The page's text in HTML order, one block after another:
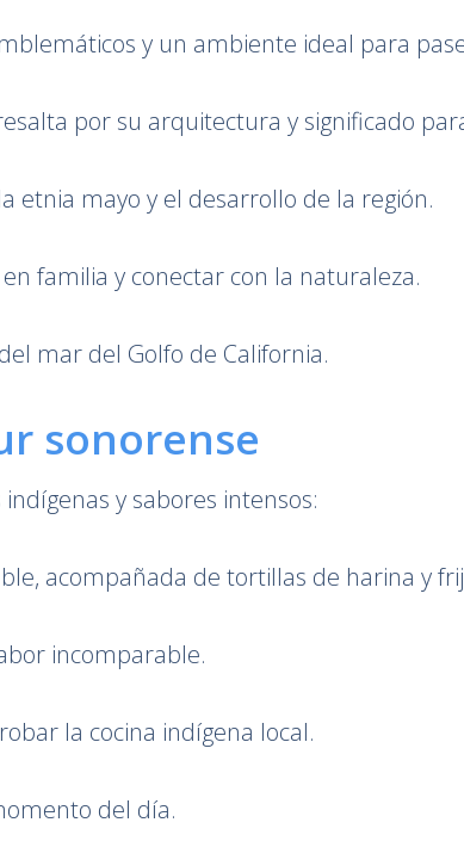
y un ambiente ideal para
por su arquitectura y significado
etnia mayo y el desarrollo de la región.
familia y conectar con la naturaleza.
mar del Golfo de California.
sonorense
y sabores intensos:
acompañada de tortillas de harina y
incomparable.
la cocina indígena local.
del día.